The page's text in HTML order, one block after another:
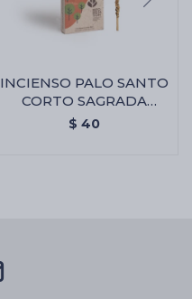
INCIENSO PALO SANTO
CORTO SAGRADA
MADRE X4 - Incienso
$ 40